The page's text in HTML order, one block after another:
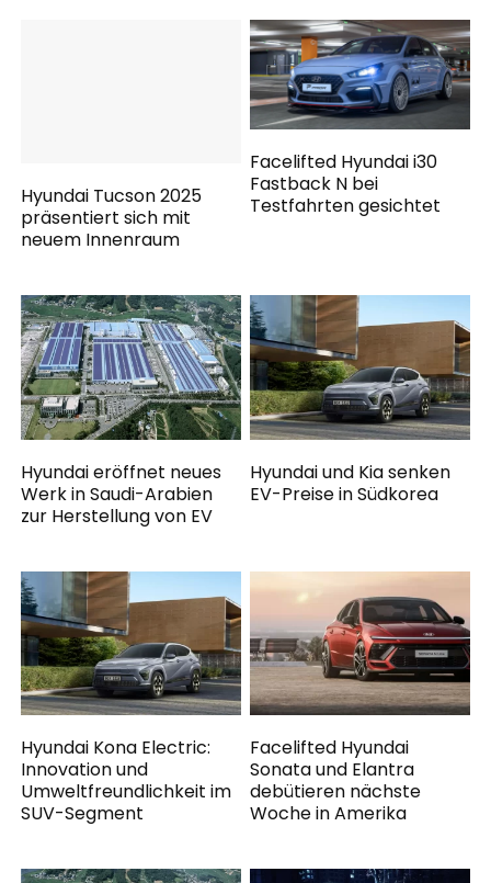
Hyundai Tucson 2025
präsentiert sich mit
neuem Innenraum
Facelifted Hyundai i30
Fastback N bei
Testfahrten gesichtet
Hyundai eröffnet neues
Werk in Saudi-Arabien
zur Herstellung von EV
Hyundai und Kia senken
EV-Preise in Südkorea
Hyundai Kona Electric:
Innovation und
Umweltfreundlichkeit im
SUV-Segment
Facelifted Hyundai
Sonata und Elantra
debütieren nächste
Woche in Amerika